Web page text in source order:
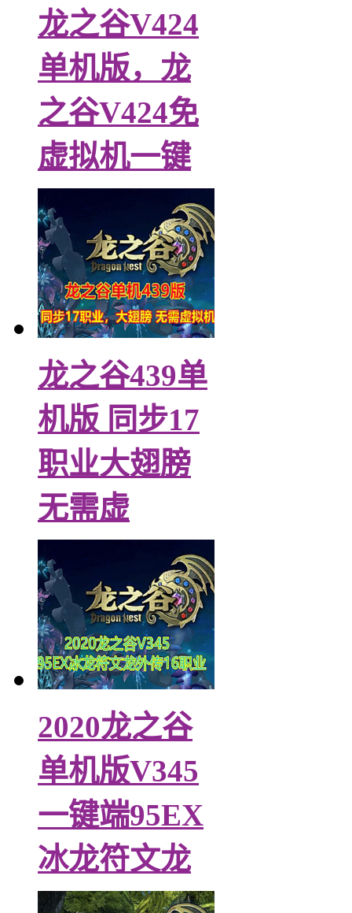
龙之谷V424
单机版，龙
之谷V424免
虚拟机一键
龙之谷439单
机版 同步17
职业大翅膀
无需虚
2020龙之谷
单机版V345
一键端95EX
冰龙符文龙